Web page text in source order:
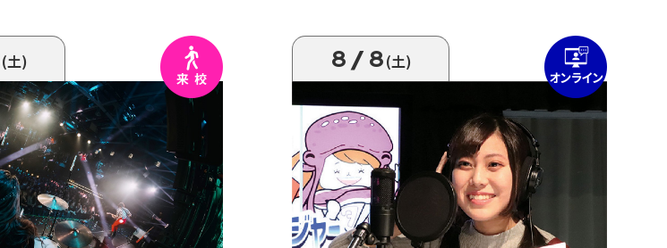
(土) 8/8(土)